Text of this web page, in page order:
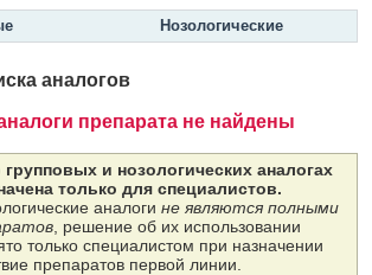
Нозологические
аналогов
препарата не найдены
и нозологических аналогах
только для специалистов.
аналоги не являются полными
, решение об их использовании
только специалистом при назначении
препаратов первой линии.